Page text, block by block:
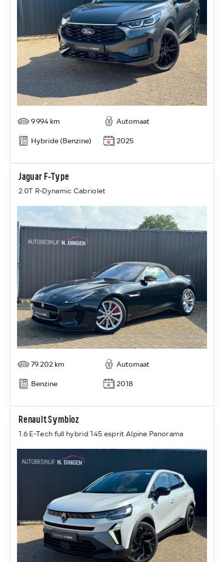
9.994 km
Automaat
Hybride (Benzine)
2025
Jaguar F-Type
2.0T R-Dynamic Cabriolet
79.202 km
Automaat
Benzine
2018
Renault Symbioz
1.6 E-Tech full hybrid 145 esprit Alpine Panorama